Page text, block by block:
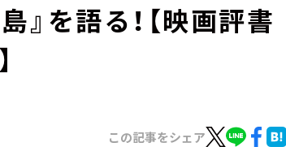
』を語る！【映画評書
この記事をシェア